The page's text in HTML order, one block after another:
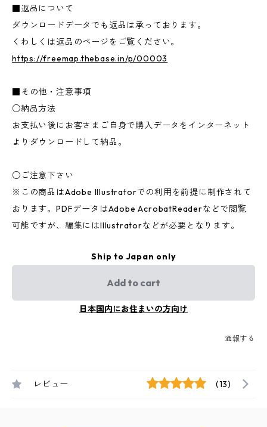
■返品について
ダウンロードデータでも返品は承っております。
くわしくは返品のページをご覧ください。
https://freemap.thebase.in/p/00003
■その他・注意事項
○納品方法
お支払い後にお客さまご自身で購入データをインターネット
よりダウンロードして納品。
○ご注意下さい
※この商品はAdobe Illustratorでの利用を前提に制作されて
おります。PDFデータはAdobe AcrobatReaderなどで閲覧
可能ですが、編集にはIllustratorなどが必要となります。
Ship to Japan only
Add to cart
日本国内にお住まいの方向け
通報する
レビュー (13)